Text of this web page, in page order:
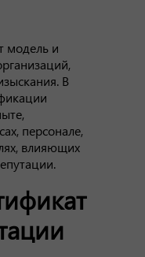
модель и
В
персонале,
влияющих